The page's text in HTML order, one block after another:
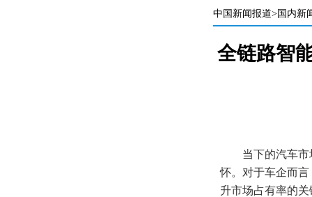
中国新闻报道>国内新
全链路智
当下的汽车
怀。对于车企而
升市场占有率的关